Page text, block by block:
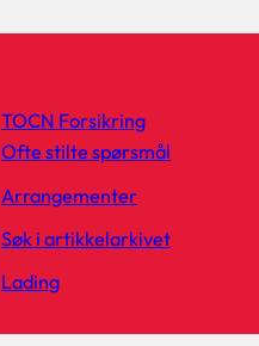
TOCN Forsikring
Ofte stilte spørsmål
Arrangementer
Søk i artikkelarkivet
Lading